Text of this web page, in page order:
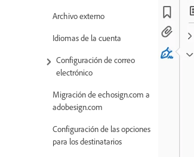
Archivo externo
Idiomas de la cuenta
Configuración de correo
electrónico
Migración de echosign.com a
adobesign.com
Configuración de las opciones
para los destinatarios